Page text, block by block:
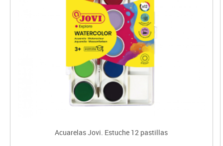
Acuarelas Jovi. Estuche 12 pastillas